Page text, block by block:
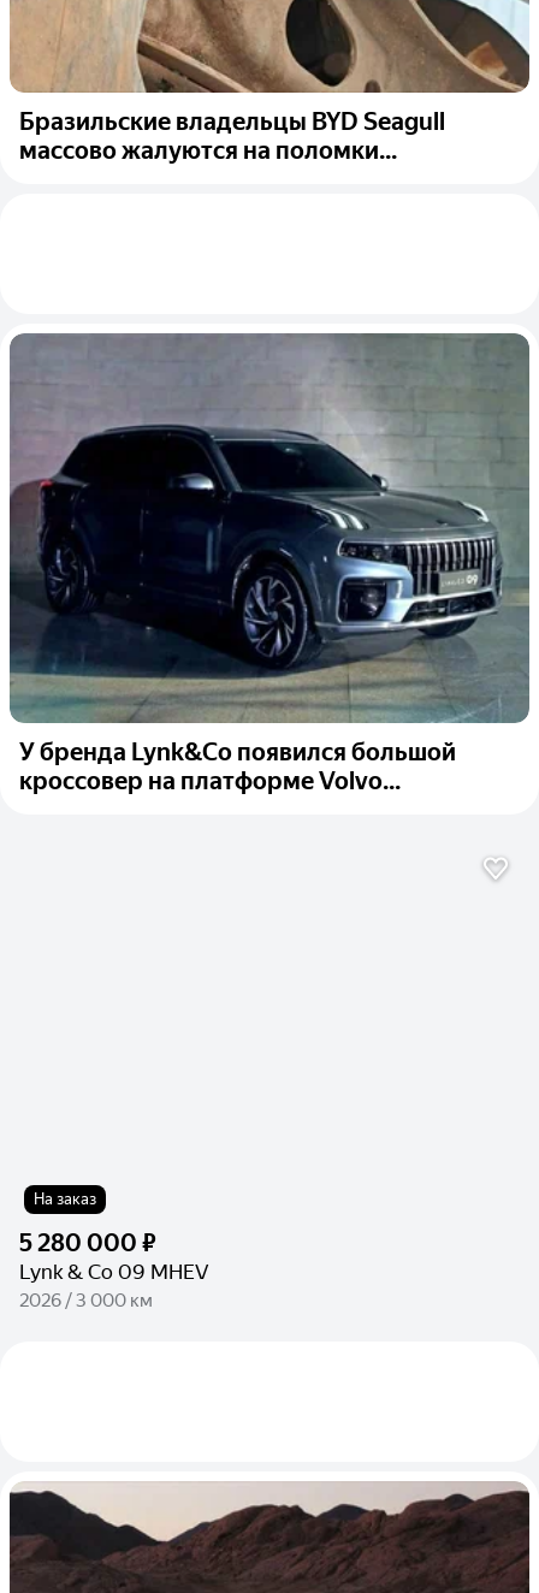
Бразильские владельцы BYD Seagull
массово жалуются на поломки...
У бренда Lynk&Co появился большой
кроссовер на платформе Volvo...
На заказ
5 280 000 ₽
Lynk & Co 09 MHEV
2026 / 3 000 км